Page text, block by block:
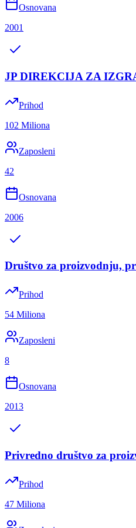
Osnovana
2001
JP DIREKCIJA ZA
Prihod
102 Miliona
Zaposleni
42
Osnovana
2006
Društvo za proizvodnju,
Prihod
54 Miliona
Zaposleni
8
Osnovana
2013
Privredno društvo za
Prihod
47 Miliona